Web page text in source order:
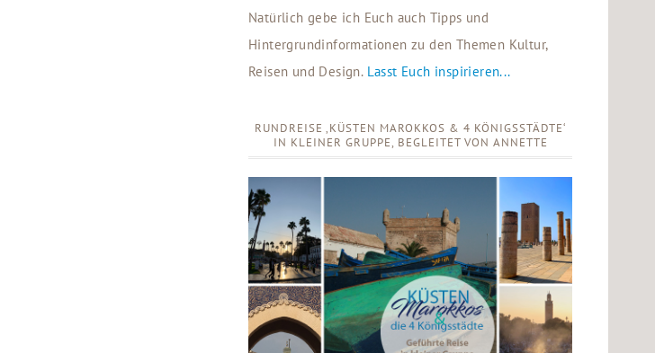
Natürlich gebe ich Euch auch Tipps und
Hintergrundinformationen zu den Themen Kultur,
Reisen und Design. Lasst Euch inspirieren...
RUNDREISE ‚KÜSTEN MAROKKOS & 4 KÖNIGSSTÄDTE‘
IN KLEINER GRUPPE, BEGLEITET VON ANNETTE